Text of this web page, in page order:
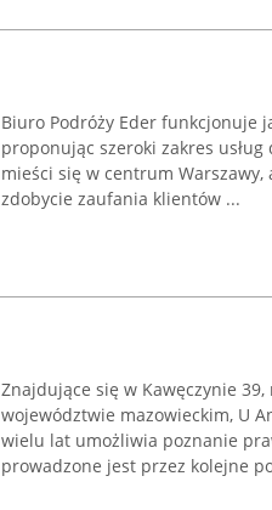
Biuro Podróży Eder funkcjonuje
proponując szeroki zakres
mieści się w centrum
zdobycie zaufania klientów ...
Znajdujące się w Kawęczynie
województwie mazowieckim, U
wielu lat umożliwia poznanie
prowadzone jest przez kolejne